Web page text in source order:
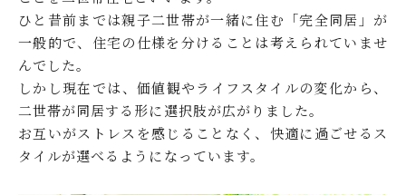
ひと昔前までは親子二世帯が一緒に住む「完全同居」が
一般的で、住宅の仕様を分けることは考えられていませ
んでした。
しかし現在では、価値観やライフスタイルの変化から、
二世帯が同居する形に選択肢が広がりました。
お互いがストレスを感じることなく、快適に過ごせるス
タイルが選べるようになっています。